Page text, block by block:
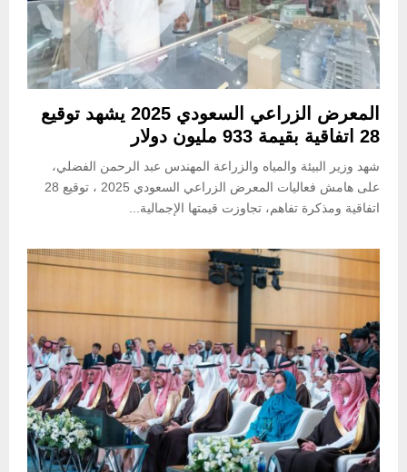
المعرض الزراعي السعودي 2025 يشهد توقيع
28 اتفاقية بقيمة 933 مليون دولار
شهد وزير البيئة والمياه والزراعة المهندس عبد الرحمن الفضلي،
على هامش فعاليات المعرض الزراعي السعودي 2025 ، توقيع 28
اتفاقية ومذكرة تفاهم، تجاوزت قيمتها الإجمالية...